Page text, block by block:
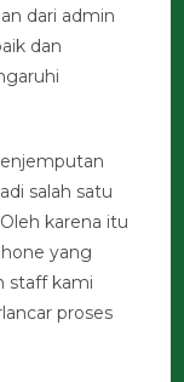
dari admin
dan
salah satu
karena itu
yang
staff kami
proses